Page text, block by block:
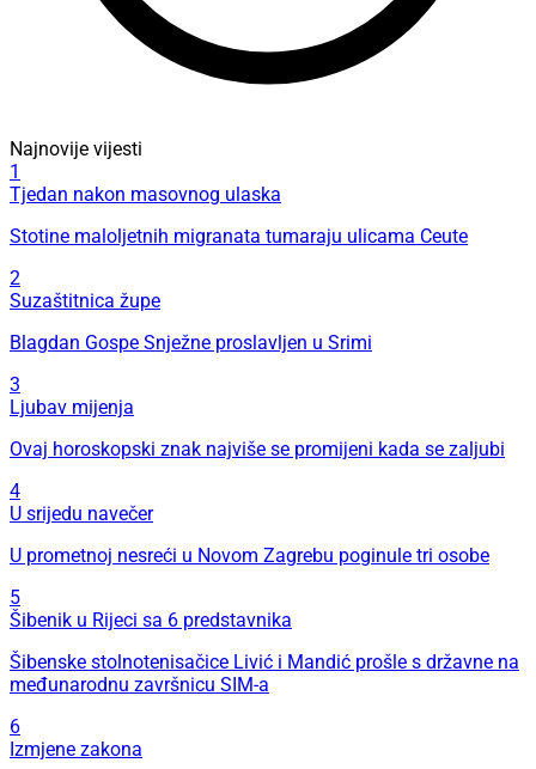
Najnovije vijesti
1
Tjedan nakon masovnog ulaska
Stotine maloljetnih migranata tumaraju ulicama Ceute
2
Suzaštitnica župe
Blagdan Gospe Snježne proslavljen u Srimi
3
Ljubav mijenja
Ovaj horoskopski znak najviše se promijeni kada se zaljubi
4
U srijedu navečer
U prometnoj nesreći u Novom Zagrebu poginule tri osobe
5
Šibenik u Rijeci sa 6 predstavnika
Šibenske stolnotenisačice Livić i Mandić prošle s državne na
međunarodnu završnicu SIM-a
6
Izmjene zakona